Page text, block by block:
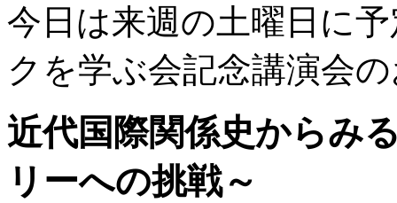
今日は来週の土曜日に
クを学ぶ会記念講演会
近代国際関係史からみ
リーへの挑戦～